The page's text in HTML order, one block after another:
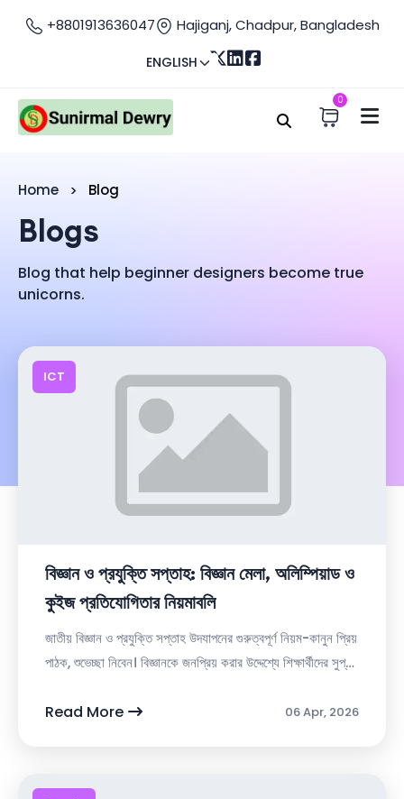
+8801913636047 Hajiganj, Chadpur, Bangladesh
ENGLISH
0
Home Blog
Blogs
Blog that help beginner designers become true
unicorns.
ICT
বিজ্ঞান ও প্রযুক্তি সপ্তাহ: বিজ্ঞান মেলা, অলিম্পিয়াড ও
কুইজ প্রতিযোগিতার নিয়মাবলি
জাতীয় বিজ্ঞান ও প্রযুক্তি সপ্তাহ উদযাপনের গুরুত্বপূর্ণ নিয়ম-কানুন প্রিয়
পাঠক, শুভেচ্ছা নিবেন। বিজ্ঞানকে জনপ্রিয় করার উদ্দেশ্যে শিক্ষার্থীদের সুপ্ত
Read More 06 Apr, 2026